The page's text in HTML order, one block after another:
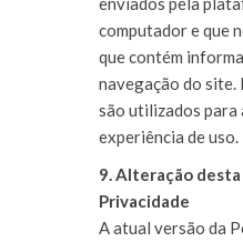
computador e que
que contém
navegação do site.
são utilizados para
experiência de uso.
9. Alteração
Privacidade
A atual versão da